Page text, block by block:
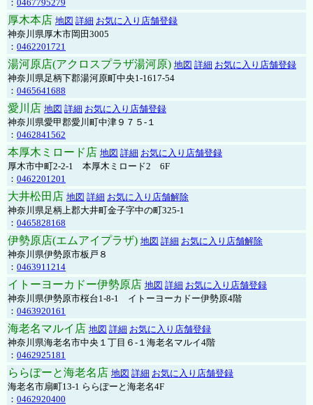
： 0467795279
厚木本店 地図 詳細 お気に入り店舗登録
神奈川県厚木市岡田3005
： 0462201721
湯河原店(アクロスプラザ湯河原) 地図 詳細 お気に入り店舗登録
神奈川県足柄下郡湯河原町中央1-1617-54
： 0465641688
愛川店 地図 詳細 お気に入り店舗登録
神奈川県愛甲郡愛川町中津９７５-１
： 0462841562
本厚木ミロード店 地図 詳細 お気に入り店舗登録
厚木市中町2-2-1 本厚木ミロード2 6F
： 0462201201
大井松田店 地図 詳細 お気に入り店舗解除
神奈川県足柄上郡大井町金子字中の町325-1
： 0465828168
伊勢原店(エムアイプラザ) 地図 詳細 お気に入り店舗解除
神奈川県伊勢原市板戸８
： 0463911214
イトーヨーカドー伊勢原店 地図 詳細 お気に入り店舗登録
神奈川県伊勢原市桜台1-8-1 イトーヨーカドー伊勢原4階
： 0463920161
海老名マルイ店 地図 詳細 お気に入り店舗登録
神奈川県海老名市中央１丁目６-１海老名マルイ4階
： 0462925181
ららぽーと海老名店 地図 詳細 お気に入り店舗登録
海老名市扇町13-1 ららぽーと海老名4F
： 0462920400